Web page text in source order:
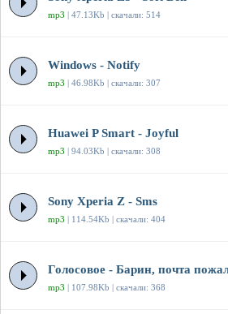
mp3 | 47.13Kb | скачали: 514
Windows - Notify
mp3 | 46.98Kb | скачали: 307
Huawei P Smart - Joyful
mp3 | 94.03Kb | скачали: 308
Sony Xperia Z - Sms
mp3 | 114.54Kb | скачали: 404
Голосовое - Барин, почта
mp3 | 107.98Kb | скачали: 368